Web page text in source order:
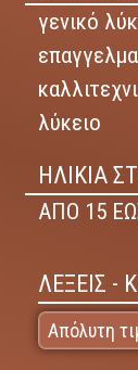
γενικό
λύκειο
ΗΛΙΚΙΑ
ΑΠΟ 15
ΛΕΞΕΙΣ -
Απόλυτη